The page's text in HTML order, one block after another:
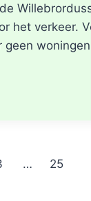
het verkeer.
geen
… 25